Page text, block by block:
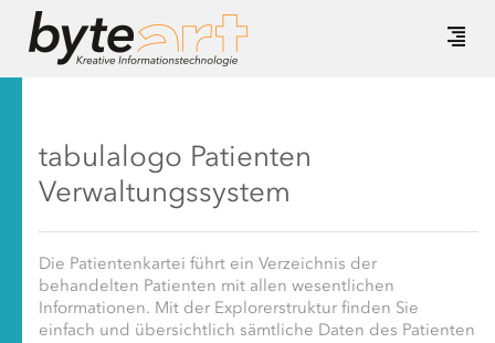
tabulalogo Patienten
Verwaltungssystem
Die Patientenkartei führt ein Verzeichnis der
behandelten Patienten mit allen wesentlichen
Informationen. Mit der Explorerstruktur finden Sie
einfach und übersichtlich sämtliche Daten des Patienten